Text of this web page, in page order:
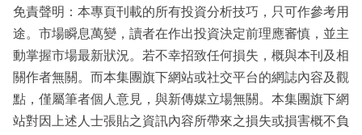
免責聲明：本專頁刊載的所有投資分析技巧，只可作參考用
途。市場瞬息萬變，讀者在作出投資決定前理應審慎，並主
動掌握市場最新狀況。若不幸招致任何損失，概與本刊及相
關作者無關。而本集團旗下網站或社交平台的網誌內容及觀
點，僅屬筆者個人意見，與新傳媒立場無關。本集團旗下網
站對因上述人士張貼之資訊內容所帶來之損失或損害概不負